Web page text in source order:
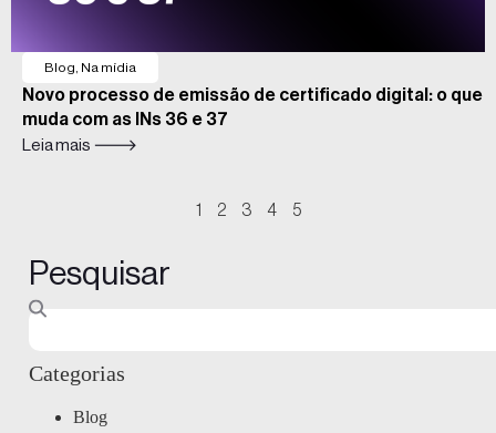
Blog Na mídia
Novo processo de emissão de certificado digital: o que
muda com as INs 36 e 37
Leia mais 🡒
1 2 3 4 5
Pesquisar
Categorias
Blog